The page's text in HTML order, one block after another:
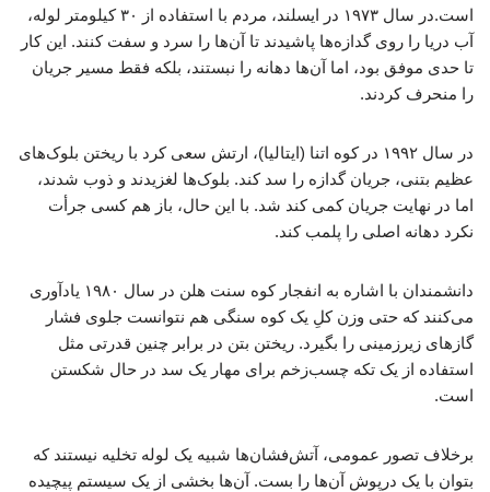
است.در سال ۱۹۷۳ در ایسلند، مردم با استفاده از ۳۰ کیلومتر لوله،
آب دریا را روی گدازه‌ها پاشیدند تا آن‌ها را سرد و سفت کنند. این کار
تا حدی موفق بود، اما آن‌ها دهانه را نبستند، بلکه فقط مسیر جریان
را منحرف کردند.
در سال ۱۹۹۲ در کوه اتنا (ایتالیا)، ارتش سعی کرد با ریختن بلوک‌های
عظیم بتنی، جریان گدازه را سد کند. بلوک‌ها لغزیدند و ذوب شدند،
اما در نهایت جریان کمی کند شد. با این حال، باز هم کسی جرأت
نکرد دهانه اصلی را پلمب کند.
دانشمندان با اشاره به انفجار کوه سنت هلن در سال ۱۹۸۰ یادآوری
می‌کنند که حتی وزن کلِ یک کوه سنگی هم نتوانست جلوی فشار
گازهای زیرزمینی را بگیرد. ریختن بتن در برابر چنین قدرتی مثل
استفاده از یک تکه چسب‌زخم برای مهار یک سد در حال شکستن
است.
برخلاف تصور عمومی، آتش‌فشان‌ها شبیه یک لوله تخلیه نیستند که
بتوان با یک درپوش آن‌ها را بست. آن‌ها بخشی از یک سیستم پیچیده